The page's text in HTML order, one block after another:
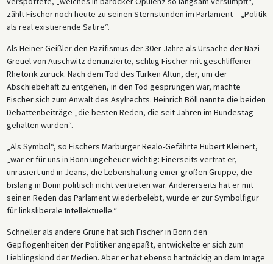
zählt Fischer noch heute zu seinen Sternstunden im Parlament – „Politik
als real existierende Satire“.
Als Heiner Geißler den Pazifismus der 30er Jahre als Ursache der Nazi-
Greuel von Auschwitz denunzierte, schlug Fischer mit geschliffener
Rhetorik zurück. Nach dem Tod des Türken Altun, der, um der
Abschiebehaft zu entgehen, in den Tod gesprungen war, machte
Fischer sich zum Anwalt des Asylrechts. Heinrich Böll nannte die beiden
Debattenbeiträge „die besten Reden, die seit Jahren im Bundestag
gehalten wurden“.
„Als Symbol“, so Fischers Marburger Realo-Gefährte Hubert Kleinert,
„war er für uns in Bonn ungeheuer wichtig: Einerseits vertrat er,
unrasiert und in Jeans, die Lebenshaltung einer großen Gruppe, die
bislang in Bonn politisch nicht vertreten war. Andererseits hat er mit
seinen Reden das Parlament wiederbelebt, wurde er zur Symbolfigur
für linksliberale Intellektuelle.“
Schneller als andere Grüne hat sich Fischer in Bonn den
Gepflogenheiten der Politiker angepaßt, entwickelte er sich zum
Lieblingskind der Medien. Aber er hat ebenso hartnäckig an dem Image